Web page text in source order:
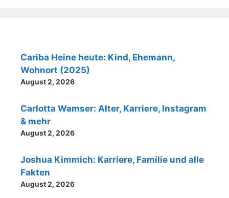
Cariba Heine heute: Kind, Ehemann,
Wohnort (2025)
August 2, 2026
Carlotta Wamser: Alter, Karriere, Instagram
& mehr
August 2, 2026
Joshua Kimmich: Karriere, Familie und alle
Fakten
August 2, 2026